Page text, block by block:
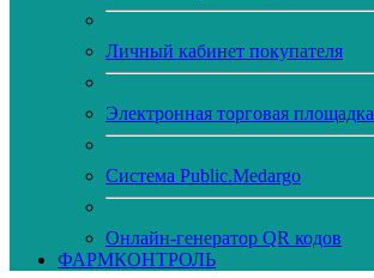
Личный кабинет покупателя
Электронная торговая площадка
Система Public.Medargo
Онлайн-генератор QR кодов
ФАРМКОНТРОЛЬ